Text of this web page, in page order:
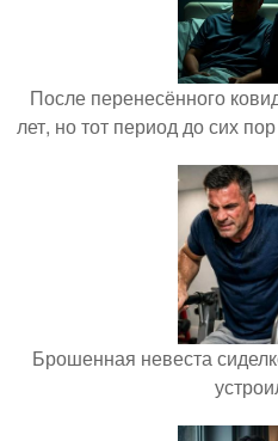
После перенесённого
лет, но тот период до сих
Брошенная невеста